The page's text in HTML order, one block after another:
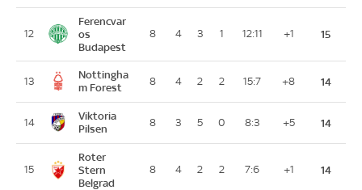
12
Ferencvar
os
Budapest
8 4 3 1 12:11 +1 15
13
Nottingha
m Forest
8 4 2 2 15:7 +8 14
14
Viktoria
Pilsen
8 3 5 0 8:3 +5 14
15
Roter
Stern
Belgrad
8 4 2 2 7:6 +1 14